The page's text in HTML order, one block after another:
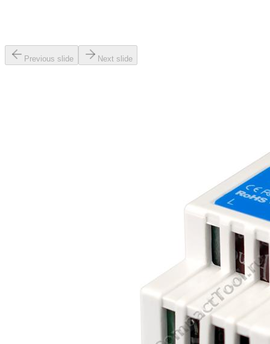
Previous slide Next slide